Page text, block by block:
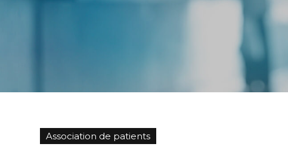
Association de patients